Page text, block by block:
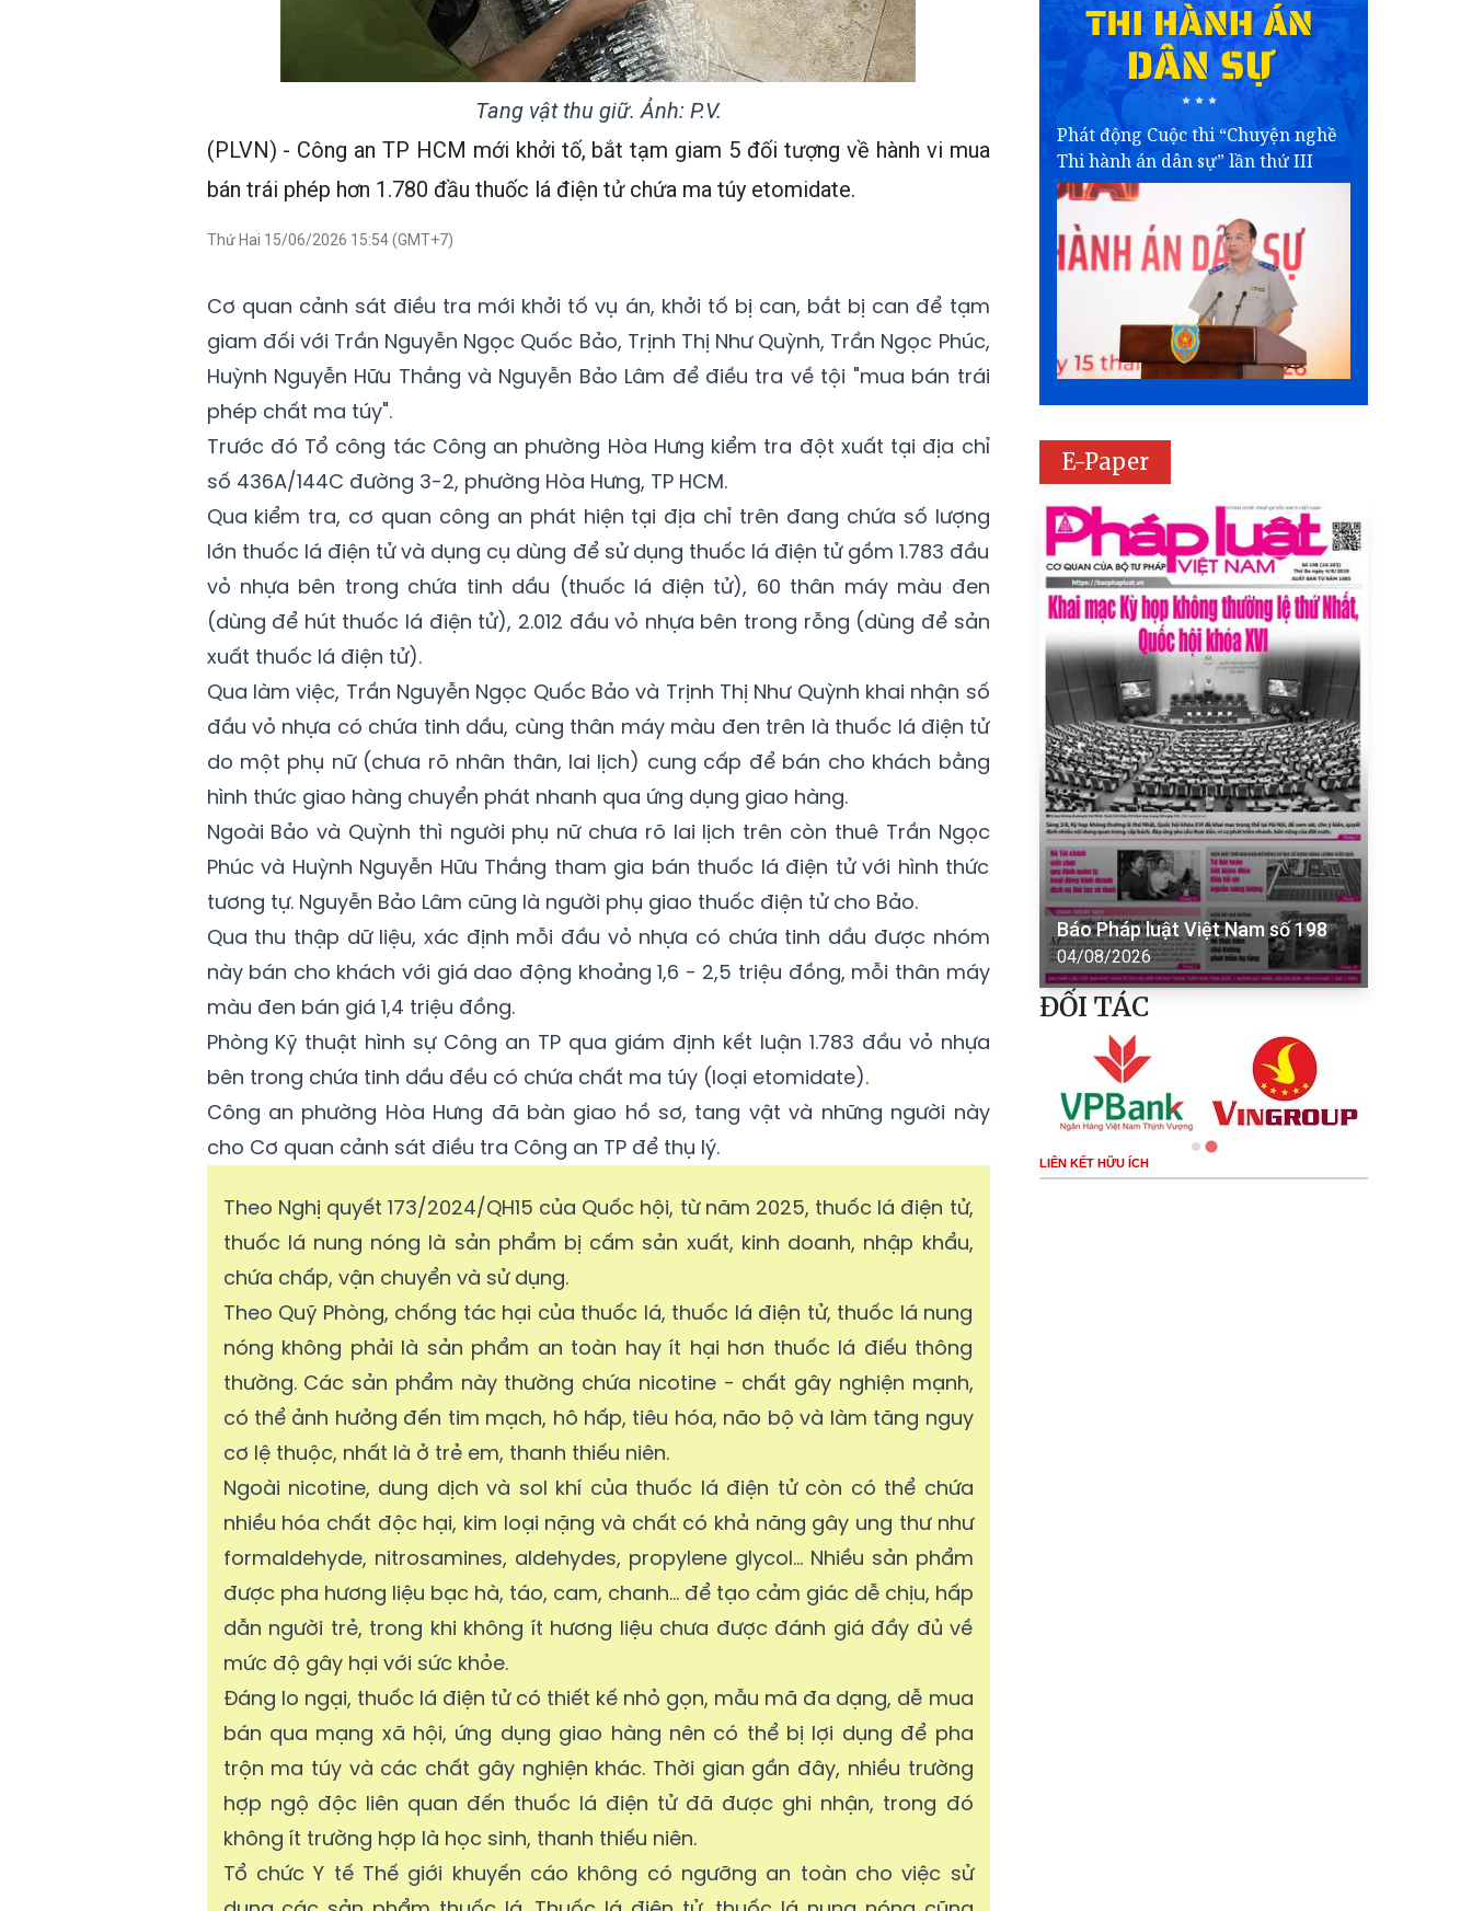
Tang vật thu giữ. Ảnh: P.V.
(PLVN) - Công an TP HCM mới khởi tố, bắt tạm giam 5 đối tượng về hành vi mua
bán trái phép hơn 1.780 đầu thuốc lá điện tử chứa ma túy etomidate.
Thứ Hai 15/06/2026 15:54 (GMT+7)
Cơ quan cảnh sát điều tra mới khởi tố vụ án, khởi tố bị can, bắt bị can để tạm
giam đối với Trần Nguyễn Ngọc Quốc Bảo, Trịnh Thị Như Quỳnh, Trần Ngọc Phúc,
Huỳnh Nguyễn Hữu Thắng và Nguyễn Bảo Lâm để điều tra về tội "mua bán trái
phép chất ma túy".
Trước đó Tổ công tác Công an phường Hòa Hưng kiểm tra đột xuất tại địa chỉ
số 436A/144C đường 3-2, phường Hòa Hưng, TP HCM.
Qua kiểm tra, cơ quan công an phát hiện tại địa chỉ trên đang chứa số lượng
lớn thuốc lá điện tử và dụng cụ dùng để sử dụng thuốc lá điện tử gồm 1.783 đầu
vỏ nhựa bên trong chứa tinh dầu (thuốc lá điện tử), 60 thân máy màu đen
(dùng để hút thuốc lá điện tử), 2.012 đầu vỏ nhựa bên trong rỗng (dùng để sản
xuất thuốc lá điện tử).
Qua làm việc, Trần Nguyễn Ngọc Quốc Bảo và Trịnh Thị Như Quỳnh khai nhận số
đầu vỏ nhựa có chứa tinh dầu, cùng thân máy màu đen trên là thuốc lá điện tử
do một phụ nữ (chưa rõ nhân thân, lai lịch) cung cấp để bán cho khách bằng
hình thức giao hàng chuyển phát nhanh qua ứng dụng giao hàng.
Ngoài Bảo và Quỳnh thì người phụ nữ chưa rõ lai lịch trên còn thuê Trần Ngọc
Phúc và Huỳnh Nguyễn Hữu Thắng tham gia bán thuốc lá điện tử với hình thức
tương tự. Nguyễn Bảo Lâm cũng là người phụ giao thuốc điện tử cho Bảo.
Qua thu thập dữ liệu, xác định mỗi đầu vỏ nhựa có chứa tinh dầu được nhóm
này bán cho khách với giá dao động khoảng 1,6 - 2,5 triệu đồng, mỗi thân máy
màu đen bán giá 1,4 triệu đồng.
Phòng Kỹ thuật hình sự Công an TP qua giám định kết luận 1.783 đầu vỏ nhựa
bên trong chứa tinh dầu đều có chứa chất ma túy (loại etomidate).
Công an phường Hòa Hưng đã bàn giao hồ sơ, tang vật và những người này
cho Cơ quan cảnh sát điều tra Công an TP để thụ lý.
Theo Nghị quyết 173/2024/QH15 của Quốc hội, từ năm 2025, thuốc lá điện tử,
thuốc lá nung nóng là sản phẩm bị cấm sản xuất, kinh doanh, nhập khẩu,
chứa chấp, vận chuyển và sử dụng.
Theo Quỹ Phòng, chống tác hại của thuốc lá, thuốc lá điện tử, thuốc lá nung
nóng không phải là sản phẩm an toàn hay ít hại hơn thuốc lá điếu thông
thường. Các sản phẩm này thường chứa nicotine - chất gây nghiện mạnh,
có thể ảnh hưởng đến tim mạch, hô hấp, tiêu hóa, não bộ và làm tăng nguy
cơ lệ thuộc, nhất là ở trẻ em, thanh thiếu niên.
Ngoài nicotine, dung dịch và sol khí của thuốc lá điện tử còn có thể chứa
nhiều hóa chất độc hại, kim loại nặng và chất có khả năng gây ung thư như
formaldehyde, nitrosamines, aldehydes, propylene glycol… Nhiều sản phẩm
được pha hương liệu bạc hà, táo, cam, chanh… để tạo cảm giác dễ chịu, hấp
dẫn người trẻ, trong khi không ít hương liệu chưa được đánh giá đầy đủ về
mức độ gây hại với sức khỏe.
Đáng lo ngại, thuốc lá điện tử có thiết kế nhỏ gọn, mẫu mã đa dạng, dễ mua
bán qua mạng xã hội, ứng dụng giao hàng nên có thể bị lợi dụng để pha
trộn ma túy và các chất gây nghiện khác. Thời gian gần đây, nhiều trường
hợp ngộ độc liên quan đến thuốc lá điện tử đã được ghi nhận, trong đó
không ít trường hợp là học sinh, thanh thiếu niên.
Tổ chức Y tế Thế giới khuyến cáo không có ngưỡng an toàn cho việc sử
Phát động Cuộc thi “Chuyện nghề
Thi hành án dân sự” lần thứ III
E-Paper
Báo Pháp luật Việt Nam số 198
04/08/2026
ĐỐI TÁC
LIÊN KẾT HỮU ÍCH